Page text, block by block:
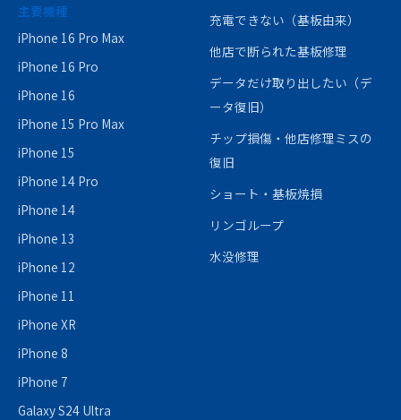
主要機種
iPhone 16 Pro Max
iPhone 16 Pro
iPhone 16
iPhone 15 Pro Max
iPhone 15
iPhone 14 Pro
iPhone 14
iPhone 13
iPhone 12
iPhone 11
iPhone XR
iPhone 8
iPhone 7
Galaxy S24 Ultra
充電できない（基板由来）
他店で断られた基板修理
データだけ取り出したい（デ
ータ復旧）
チップ損傷・他店修理ミスの
復旧
ショート・基板焼損
リンゴループ
水没修理